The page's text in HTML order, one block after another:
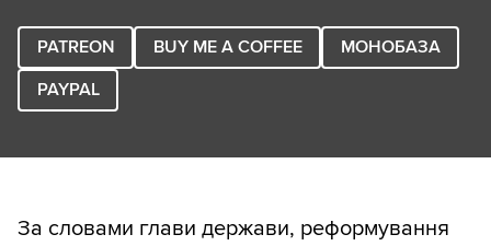
PATREON BUY ME A COFFEE
МОНОБАЗА
PAYPAL
За словами глави держави, реформування